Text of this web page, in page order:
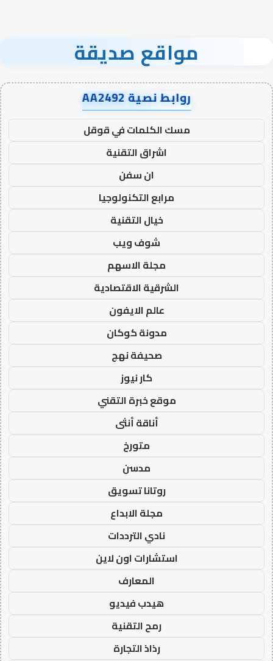
مواقع صديقة
روابط نصية AA2492
مسك الكلمات في قوقل
اشراق التقنية
ان سفن
مرابع التكنولوجيا
خيال التقنية
شوف ويب
مجلة الاسهم
الشرقية الاقتصادية
عالم الايفون
مدونة كوكان
صحيفة نهج
كار نيوز
موقع خبرة التقني
أناقة أنثى
متورخ
مدسن
روتانا تسويق
مجلة الابداع
نادي الترددات
استشارات اون لاين
المعارف
هيدب فيديو
رمح التقنية
رذاذ التجارة